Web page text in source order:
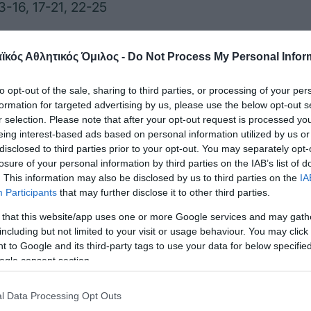
Αθλητικός Όμιλος - Do Not Process My Personal
opt-out of the sale, sharing to third parties, or processing of your
for targeted advertising by us, please use the below opt-out
selection. Please note that after your opt-out request is processed
interest-based ads based on personal information utilized by us
to third parties prior to your opt-out. You may separately
of your personal information by third parties on the IAB’s list of
This information may also be disclosed by us to third parties on the
Participants that may further disclose it to other third parties.
that this website/app uses one or more Google services and may
but not limited to your visit or usage behaviour. You may
to Google and its third-party tags to use your data for below
consent section.
Data Processing Opt Outs
16, 17-21, 22-25
Eλλάδας προήλθαν από 1 άσσο, 34 επιθέσεις, 4
και της Γαλλίας προήλθαν από 4 άσσους, 36
λάθη αντιπάλων.
Μπονιφάντε) : Βουλκίδης 4 (3/6 επ., 1
Γαλιώτος 2, Χάκας 6 (6/14 επ., 59% υπ. – 35%
6 επ., 1 μπλοκ), Πρωτοψάλτης 11 (10/20 επ., 1
/ Χανδρινός (λ, 57% υπ. – 52% άριστες),
(0/2 επ., 1 άσσος), Πετσιάς.
Τζιάνι):Σινενιέζ 8 (5/9 επ., 3 μπλοκ), Πατρί 9